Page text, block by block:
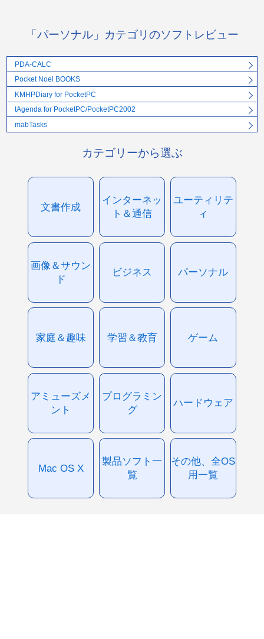
「パーソナル」カテゴリのソフトレビュー
PDA-CALC
Pocket Noel BOOKS
KMHPDiary for PocketPC
tAgenda for PocketPC/PocketPC2002
mabTasks
カテゴリーから選ぶ
文書作成
インターネッ
ト＆通信
ユーティリテ
ィ
画像＆サウン
ド
ビジネス パーソナル
家庭＆趣味 学習＆教育 ゲーム
アミューズメ
ント
プログラミン
グ
ハードウェア
Mac OS X
製品ソフト一
覧
その他、全OS
用一覧